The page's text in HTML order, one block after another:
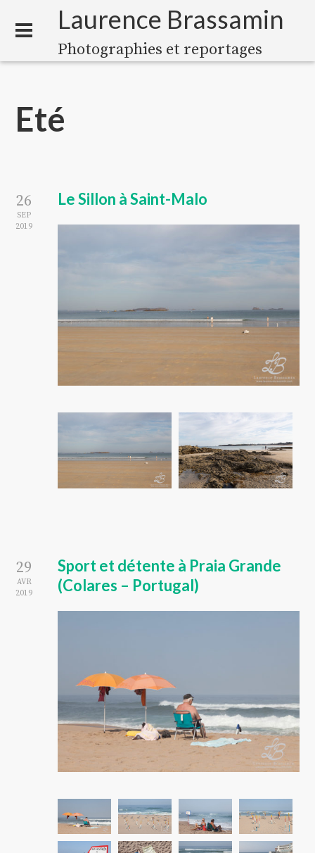
Laurence Brassamin
Photographies et reportages
Eté
26
SEP
2019
Le Sillon à Saint-Malo
29
AVR
2019
Sport et détente à Praia Grande
(Colares – Portugal)